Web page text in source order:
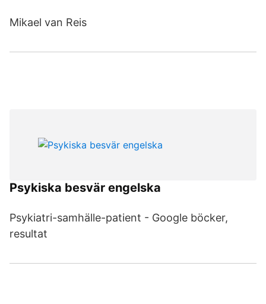
Mikael van Reis
Psykiska besvär engelska
Psykiatri-samhälle-patient - Google böcker,
resultat